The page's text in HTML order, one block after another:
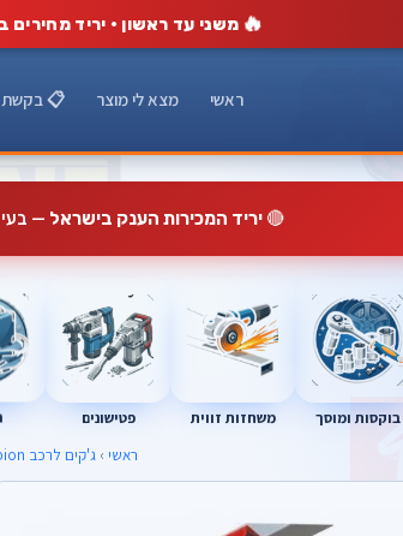
🔥משני עד ראשון · יריד
ראשי מצא לי מוצר 📋 בקשת
🔴יריד המכירות הענק בישראל —
בוקסות ומוסך משחזות זווית פטישונים
ראשי › ג'קים לרכב scorpion